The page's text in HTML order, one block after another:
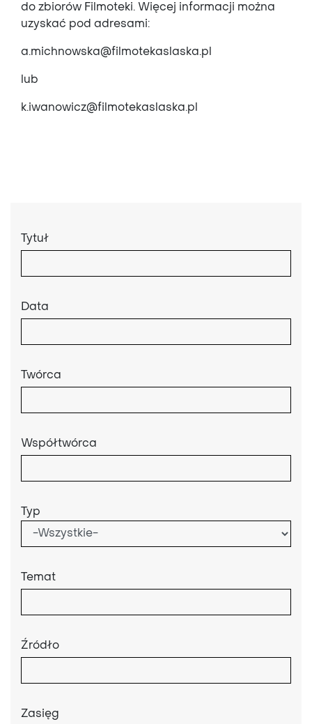
do zbiorów Filmoteki. Więcej informacji można
uzyskać pod adresami:
a.michnowska@filmotekaslaska.pl
lub
k.iwanowicz@filmotekaslaska.pl
Tytuł
Data
Twórca
Współtwórca
Typ
Temat
Źródło
Zasięg